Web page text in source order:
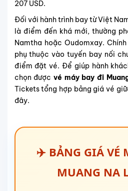
207 USD.
Đối với hành trình bay từ Việt
là điểm đến khá mới, thường
Namtha hoặc Oudomxay.
phụ thuộc vào tuyến bay nối
điểm đặt vé. Để giúp hành
chọn được vé máy bay đi
Tickets tổng hợp bảng giá vé
đây.
✈️ BẢNG GIÁ VÉ
MUANG NA